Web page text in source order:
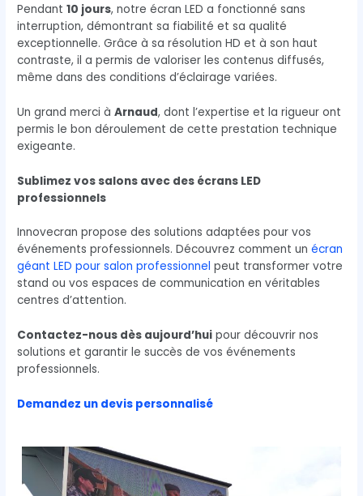
Pendant10 jours, notre écran LED a fonctionné sans
interruption, démontrant sa fiabilité et sa qualité
exceptionnelle. Grâce à sa résolution HD et à son haut
contraste, il a permis de valoriser les contenus diffusés,
même dans des conditions d’éclairage variées.
Un grand merci àArnaud, dont l’expertise et la rigueur ont
permis le bon déroulement de cette prestation technique
exigeante.
Sublimez vos salons avec des écrans LED
professionnels
Innovecran propose des solutions adaptées pour vos
événements professionnels. Découvrez comment unécran
géant LED pour salon professionnel peut transformer votre
stand ou vos espaces de communication en véritables
centres d’attention.
Contactez-nous dès aujourd’hui pour découvrir nos
solutions et garantir le succès de vos événements
professionnels.
Demandez un devis personnalisé